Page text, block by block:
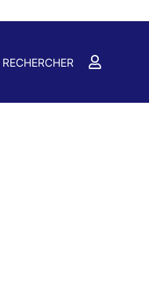
RECHERCHER